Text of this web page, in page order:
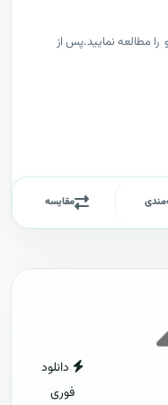
را مطالعه نمایید.پس از
مقایسه
دانلود
فوری